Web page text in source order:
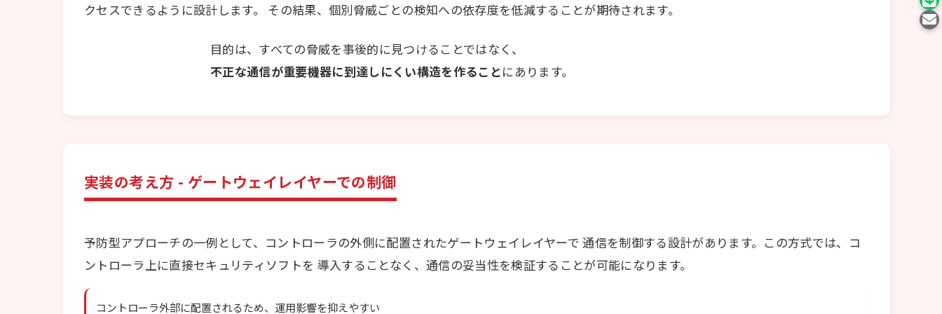
クセスできるように設計します。 その結果、個別脅威ごとの検知への依存度を低減することが期待されます。
目的は、すべての脅威を事後的に見つけることではなく、
不正な通信が重要機器に到達しにくい構造を作ることにあります。
実装の考え方 - ゲートウェイレイヤーでの制御
予防型アプローチの一例として、コントローラの外側に配置されたゲートウェイレイヤーで 通信を制御する設計があります。この方式では、コ
ントローラ上に直接セキュリティソフトを 導入することなく、通信の妥当性を検証することが可能になります。
コントローラ外部に配置されるため、運用影響を抑えやすい